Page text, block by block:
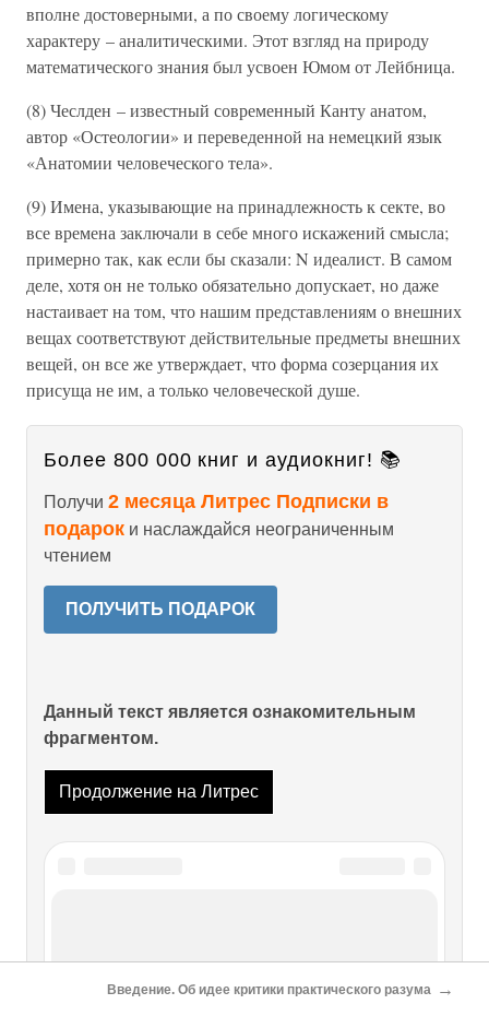
вполне достоверными, а по своему логическому
характеру – аналитическими. Этот взгляд на природу
математического знания был усвоен Юмом от Лейбница.
(8) Чеслден – известный современный Канту анатом,
автор «Остеологии» и переведенной на немецкий язык
«Анатомии человеческого тела».
(9) Имена, указывающие на принадлежность к секте, во
все времена заключали в себе много искажений смысла;
примерно так, как если бы сказали: N идеалист. В самом
деле, хотя он не только обязательно допускает, но даже
настаивает на том, что нашим представлениям о внешних
вещах соответствуют действительные предметы внешних
вещей, он все же утверждает, что форма созерцания их
присуща не им, а только человеческой душе.
Более 800 000 книг и аудиокниг! 📚
Получи 2 месяца Литрес Подписки в
подарок и наслаждайся неограниченным
чтением
ПОЛУЧИТЬ ПОДАРОК
Данный текст является ознакомительным
фрагментом.
Продолжение на Литрес
ПРЕДИСЛОВИЕ
Введение. Об идее критики практического разума →